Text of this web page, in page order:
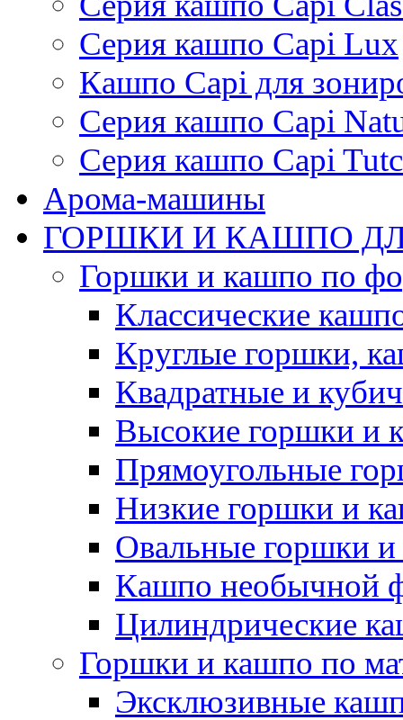
Серия кашпо Capi Lux
Кашпо Capi для
Серия кашпо Capi
Серия кашпо Capi
Арома-машины
ГОРШКИ И КАШПО
Горшки и кашпо по
Классические
Круглые горшки,
Квадратные и
Высокие горшки и
Прямоугольные
Низкие горшки и
Овальные горшки
Кашпо необычной
Цилиндрические
Горшки и кашпо по
Эксклюзивные